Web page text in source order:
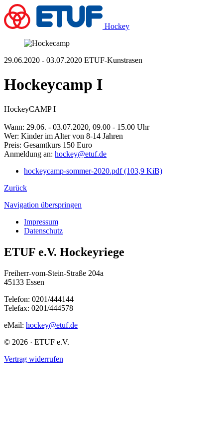
Hockey
29.06.2020 - 03.07.2020 ETUF-Kunstrasen
Hockeycamp I
HockeyCAMP I
Wann: 29.06. - 03.07.2020, 09.00 - 15.00 Uhr
Wer: Kinder im Alter von 8-14 Jahren
Preis: Gesamtkurs 150 Euro
Anmeldung an: hockey@etuf.de
hockeycamp-sommer-2020.pdf(103,9 KiB)
Zurück
Navigation überspringen
Impressum
Datenschutz
ETUF e.V. Hockeyriege
Freiherr-vom-Stein-Straße 204a
45133 Essen
Telefon: 0201/444144
Telefax: 0201/444578
eMail: hockey@etuf.de
© 2026 · ETUF e.V.
Vertrag widerrufen